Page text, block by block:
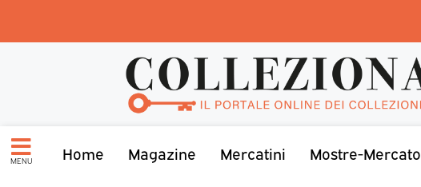
MENU Home Magazine Mercatini Mostre-Mercato